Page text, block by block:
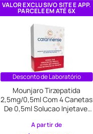
VALOR EXCLUSIVO SITE E APP.
PARCELE EM ATÉ 6X
Desconto de Laboratório
Mounjaro Tirzepatida
2,5mg/0,5ml Com 4 Canetas
De 0,5ml Solucao Injetavel
A partir de